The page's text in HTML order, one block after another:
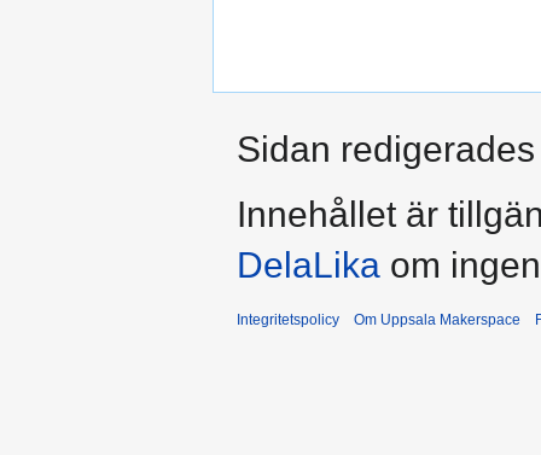
Sidan
Innehållet är
DelaLika om
Integritetspolicy Om Uppsala Makerspace